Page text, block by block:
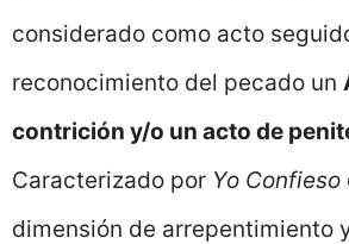
considerado como acto
reconocimiento del pecado un
contrición y/o un acto de
Caracterizado por Yo Confieso
dimensión de arrepentimiento